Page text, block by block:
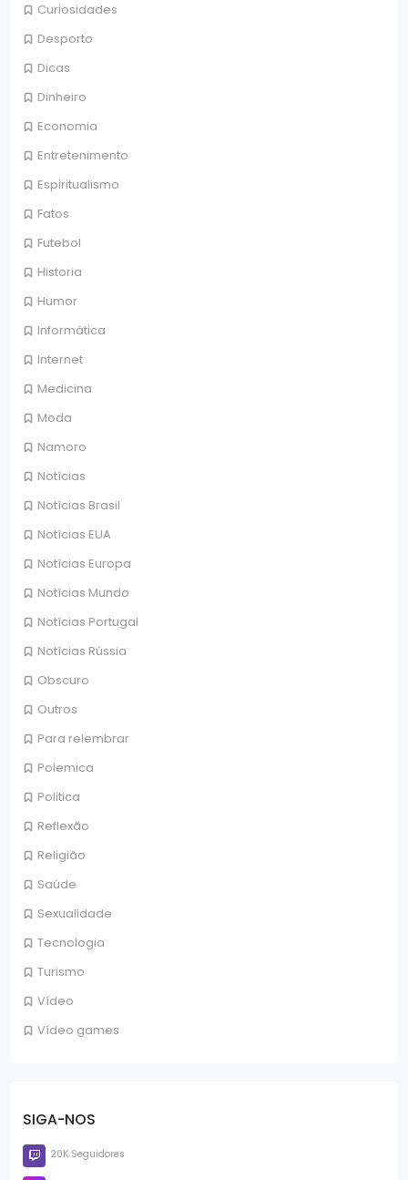
Curiosidades
Desporto
Dicas
Dinheiro
Economia
Entretenimento
Espiritualismo
Fatos
Futebol
Historia
Humor
Informática
Internet
Medicina
Moda
Namoro
Notícias
Notícias Brasil
Notícias EUA
Notícias Europa
Notícias Mundo
Notícias Portugal
Notícias Rússia
Obscuro
Outros
Para relembrar
Polemica
Politica
Reflexão
Religião
Saúde
Sexualidade
Tecnologia
Turismo
Vídeo
Vídeo games
SIGA-NOS
20K Seguidores